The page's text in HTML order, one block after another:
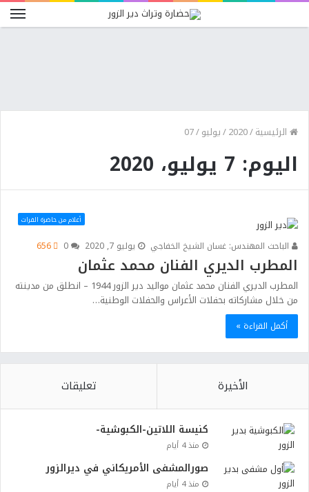
الرئيسية/
2020
/يوليو/
07
اليوم: 7 يوليو، 2020
أعلام من حاضرة الفرات
الباحث المهندس: غسان الشيخ الخفاجي يوليو 7, 2020 656
المطرب الديري الفنان محمد عثمان
المطرب الديري الفنان محمد عثمان مواليد دير الزور 1944 – انطلق من مدينته
من خلال مشاركاته بحفلات الأعراس والحفلات الوطنية…
أكمل القراءة »
الأخيرة تعليقات
كنيسة اللاتين-الكبوشية-
منذ 4 أيام
صورالمشفى الأمريكاني في ديرالزور
منذ 4 أيام